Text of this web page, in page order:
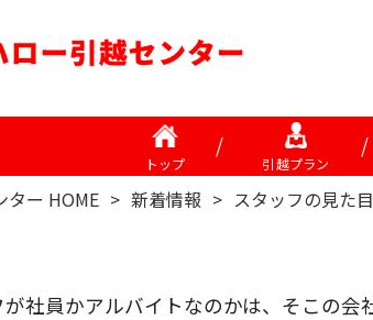
トップ 引越プラン
ター HOME > 新着情報 > スタッフの見た目
社員かアルバイトなのかは、そこの